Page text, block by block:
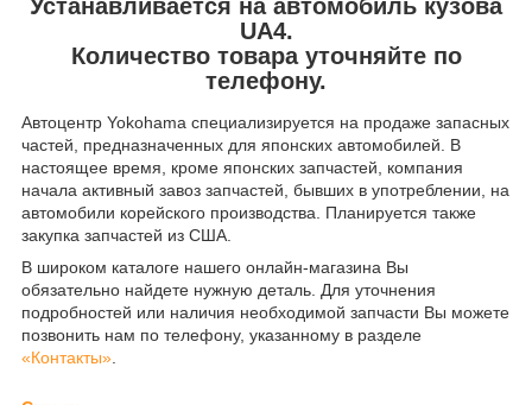
Устанавливается на автомобиль кузова
UA4.
Количество товара уточняйте по
телефону.
Автоцентр Yokohama специализируется на продаже запасных
частей, предназначенных для японских автомобилей. В
настоящее время, кроме японских запчастей, компания
начала активный завоз запчастей, бывших в употреблении, на
автомобили корейского производства. Планируется также
закупка запчастей из США.
В широком каталоге нашего онлайн-магазина Вы
обязательно найдете нужную деталь. Для уточнения
подробностей или наличия необходимой запчасти Вы можете
позвонить нам по телефону, указанному в разделе
«Контакты».